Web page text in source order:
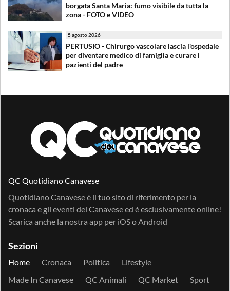
borgata Santa Maria: fumo visibile da tutta la
zona - FOTO e VIDEO
5 agosto 2026
PERTUSIO - Chirurgo vascolare lascia l'ospedale
per diventare medico di famiglia e curare i
pazienti del padre
QC Quotidiano Canavese
Quotidiano Canavese è il tuo sito di riferimento per la
cronaca e gli eventi del Canavese ed è esclusivamente online!
Scarica anche la nostra app per iOSo Android
Sezioni
Home Cronaca Politica
Lifestyle
Made In Canavese
QC Animali QC Market
Sport